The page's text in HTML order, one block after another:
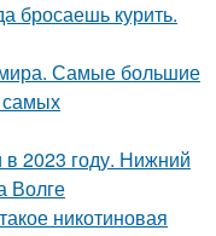
бросаешь курить.
Самые большие
самых
2023 году. Нижний
Волге
никотиновая